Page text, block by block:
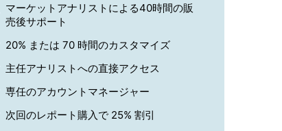
マーケットアナリストによる40時間の販
売後サポート
20% または 70 時間のカスタマイズ
主任アナリストへの直接アクセス
専任のアカウントマネージャー
次回のレポート購入で 25% 割引